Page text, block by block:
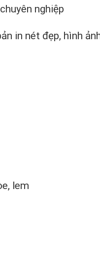
nghiệp
in nét đẹp, hình
lem